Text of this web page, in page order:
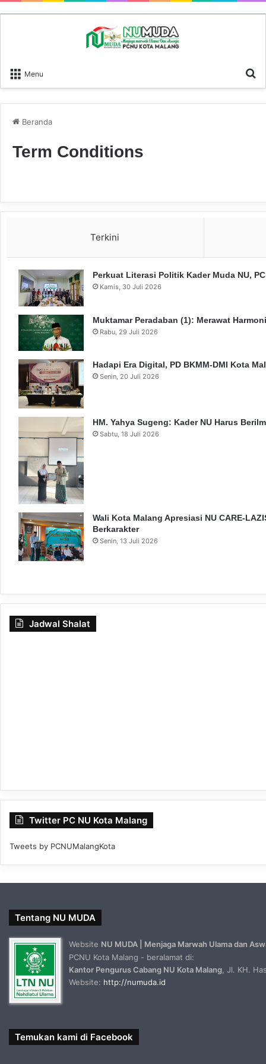
Menu
Beranda
Term Conditions
Terkini
Perkuat Literasi Politik Kader Muda NU,
Kamis, 30 Juli 2026
Muktamar Peradaban (1): Merawat
Rabu, 29 Juli 2026
Hadapi Era Digital, PD BKMM-DMI Kota
Senin, 20 Juli 2026
HM. Yahya Sugeng: Kader NU Harus
Sabtu, 18 Juli 2026
Wali Kota Malang Apresiasi NU CARE-
Berkarakter
Senin, 13 Juli 2026
Jadwal Shalat
Twitter PC NU Kota Malang
Tweets by PCNUMalangKota
Tentang NU MUDA
Website NU MUDA | Menjaga Marwah Ulama dan
PCNU Kota Malang - beralamat di:
Kantor Pengurus Cabang NU Kota Malang , Jl. KH.
Website: http://numuda.id
Temukan kami di Facebook